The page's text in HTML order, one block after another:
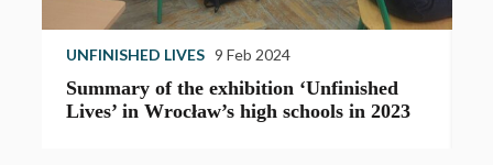
UNFINISHED LIVES 9 Feb 2024
Summary of the exhibition ‘Unfinished
Lives’ in Wrocław’s high schools in 2023